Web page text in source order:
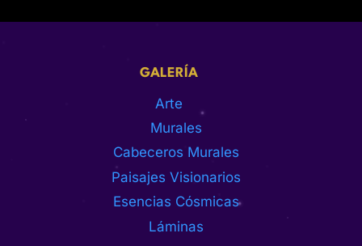
GALERÍA
Arte
Murales
Cabeceros Murales
Paisajes Visionarios
Esencias Cósmicas
Láminas